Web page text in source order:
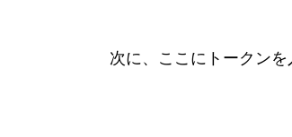
次に、ここにトークン